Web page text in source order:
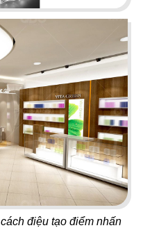
điệu tạo điểm nhấn
BUFFET SUSHI
Nhà hàng Nhật
22
TAE MYUNG GA
hàng Hàn